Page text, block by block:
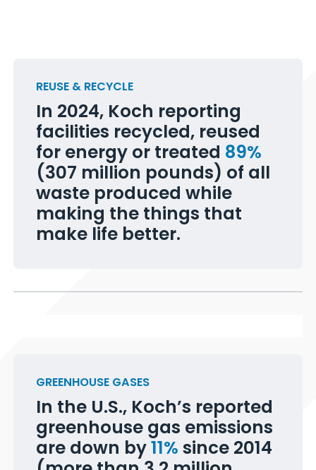
REUSE & RECYCLE
In 2024, Koch reporting
facilities recycled, reused
for energy or treated 89%
(307 million pounds) of all
waste produced while
making the things that
make life better.
GREENHOUSE GASES
In the U.S., Koch’s reported
greenhouse gas emissions
are down by11%since 2014